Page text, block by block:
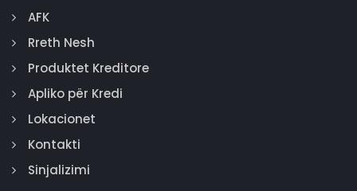
AFK
Rreth Nesh
Produktet Kreditore
Apliko për Kredi
Lokacionet
Kontakti
Sinjalizimi